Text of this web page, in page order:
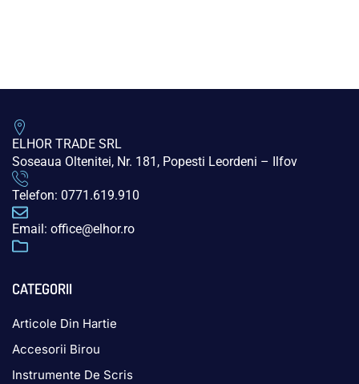
ELHOR TRADE SRL
Soseaua Oltenitei, Nr. 181, Popesti Leordeni – Ilfov
Telefon: 0771.619.910
Email: office@elhor.ro
CATEGORII
Articole Din Hartie
Accesorii Birou
Instrumente De Scris